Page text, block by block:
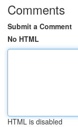
Comments
Submit a Comment
No HTML
HTML is disabled